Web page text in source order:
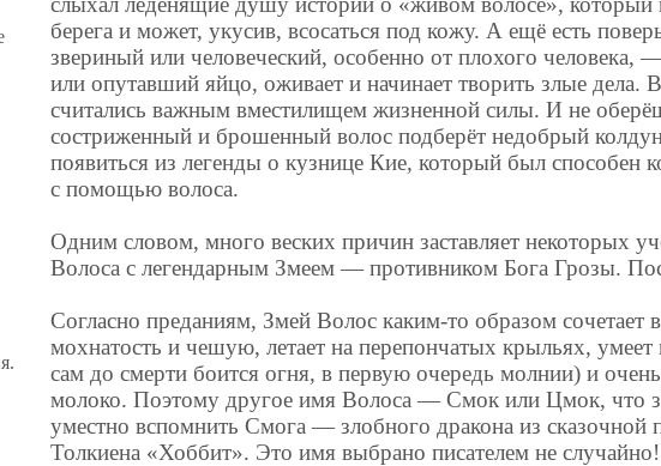
берега и может, укусив, всосаться под кожу. А ещё есть
звериный или человеческий, особенно от плохого человека,
или опутавший яйцо, оживает и начинает творить злые дела.
считались важным вместилищем жизненной силы. И не
состриженный и брошенный волос подберёт недобрый
появиться из легенды о кузнице Кие, который был способен
с помощью волоса.
Одним словом, много веских причин заставляет некоторых
Волоса с легендарным Змеем — противником Бога Грозы.
Согласно преданиям, Змей Волос каким-то образом сочетает
мохнатость и чешую, летает на перепончатых крыльях,
сам до смерти боится огня, в первую очередь молнии) и
молоко. Поэтому другое имя Волоса — Смок или Цмок, что
уместно вспомнить Смога — злобного дракона из сказочной
Толкиена «Хоббит». Это имя выбрано писателем не случайно!